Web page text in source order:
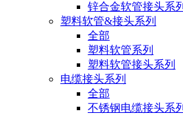
锌合金软管接头系列
塑料软管&接头系列
全部
塑料软管系列
塑料软管接头系列
电缆接头系列
全部
不锈钢电缆接头系列